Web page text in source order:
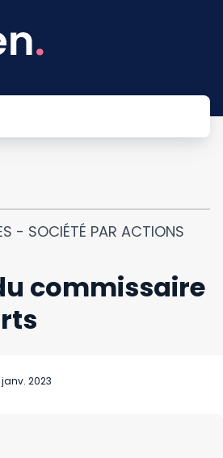
- SOCIÉTÉ PAR ACTIONS
commissaire
janv. 2023